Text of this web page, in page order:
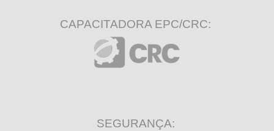
CAPACITADORA EPC/CRC:
SEGURANÇA: